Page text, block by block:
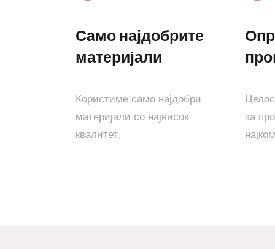
Само најдобрите
материјали
Користиме само најдобри
материјали со највисок
квалитет.
за